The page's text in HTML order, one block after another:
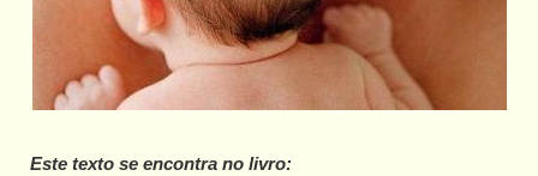
Este texto se encontra no livro: